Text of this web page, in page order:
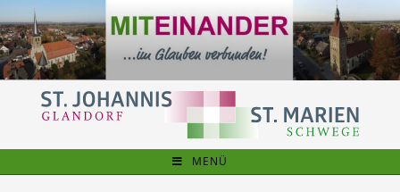
Inhalt
springen
MENÜ